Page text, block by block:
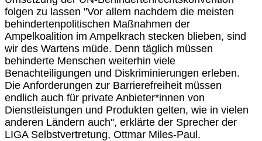
folgen zu lassen "Vor allem nachdem die meisten
behindertenpolitischen Maßnahmen der
Ampelkoalition im Ampelkrach stecken blieben, sind
wir des Wartens müde. Denn täglich müssen
behinderte Menschen weiterhin viele
Benachteiligungen und Diskriminierungen erleben.
Die Anforderungen zur Barrierefreiheit müssen
endlich auch für private Anbieter*innen von
Dienstleistungen und Produkten gelten, wie in vielen
anderen Ländern auch", erklärte der Sprecher der
LIGA Selbstvertretung, Ottmar Miles-Paul.